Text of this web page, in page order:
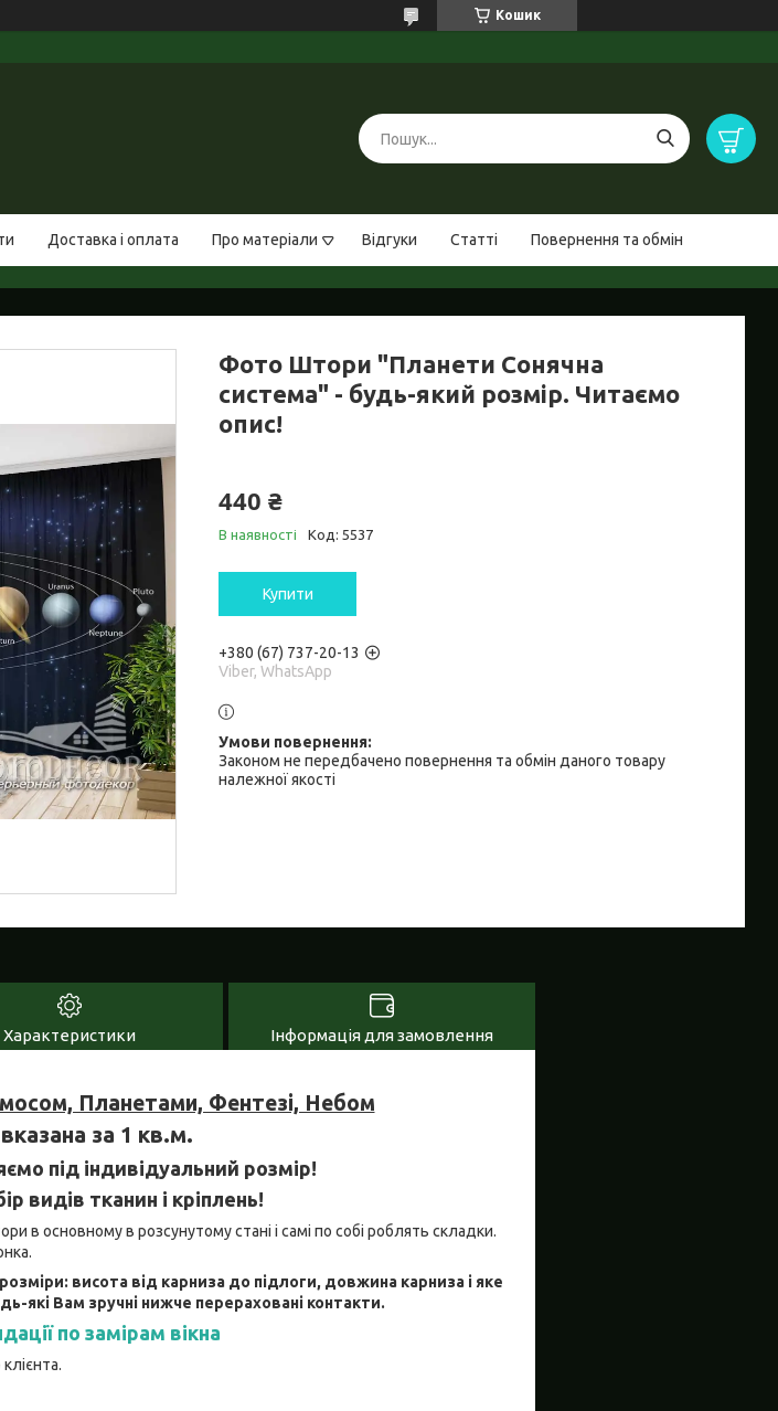
Кошик
Доставка і оплата Про матеріали Відгуки Статті Повернення та обмін
Фото Штори "Планети Сонячна
система" - будь-який розмір. Читаємо
опис!
440 ₴
В наявності Код: 5537
Купити
+380 (67) 737-20-13
Viber, WhatsApp
Законом не передбачено повернення та обмін даного товару
належної якості
Характеристики Інформація для замовлення
Планетами, Фентезі, Небом
за 1 кв.м.
під індивідуальний розмір!
видів тканин і кріплень!
основному в розсунутому стані і самі по собі роблять складки.
висота від карниза до підлоги, довжина карниза і яке
які Вам зручні нижче перераховані контакти.
по замірам вікна